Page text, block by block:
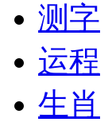
测字
运程
生肖